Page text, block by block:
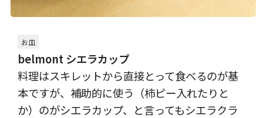
お皿
belmont シエラカップ
料理はスキレットから直接とって食べるのが基
本ですが、補助的に使う（柿ピー入れたりと
か）のがシエラカップ、と言ってもシエラクラ